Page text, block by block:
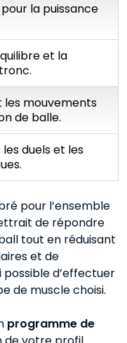
la puissance
et la
les mouvements
de balle.
duels et les
pour l’ensemble
de répondre
tout en réduisant
et de
possible d’effectuer
de muscle choisi.
programme de